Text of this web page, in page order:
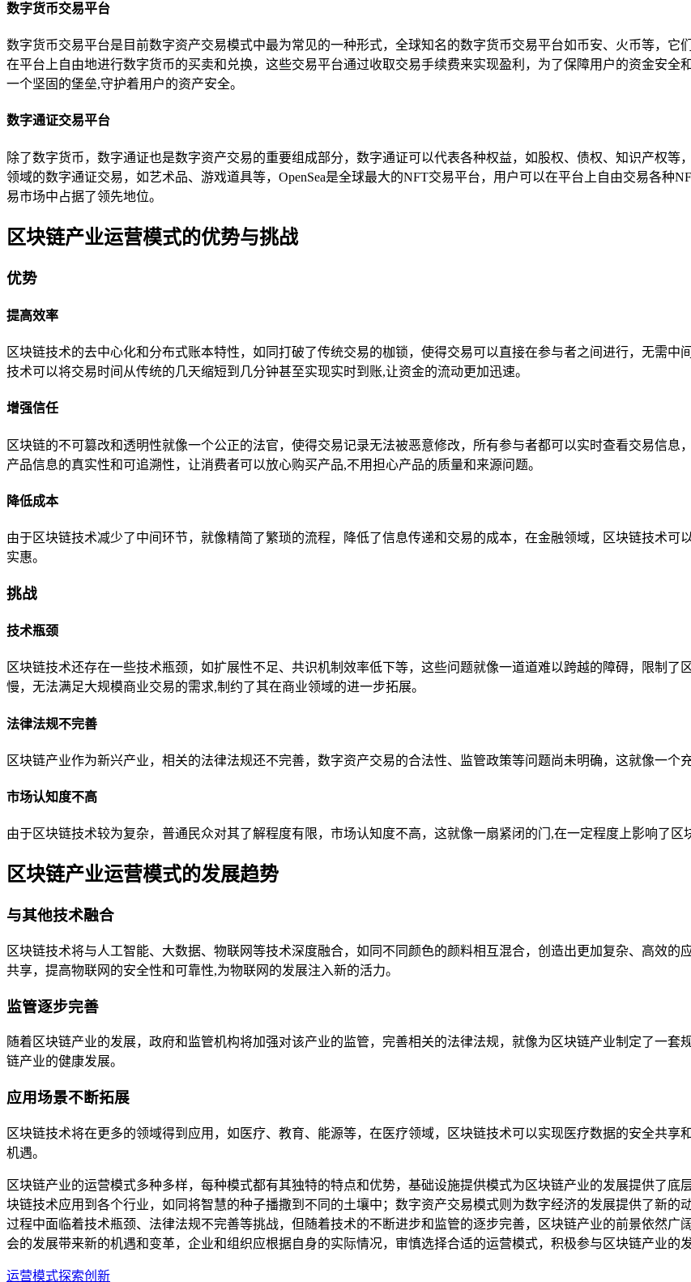
数字货币交易平台
数字货币交易平台是目前数字资产交易模式中最为常见的一种形式，全球知名的数字货币交易平台如币安、火币等，
在平台上自由地进行数字货币的买卖和兑换，这些交易平台通过收取交易手续费来实现盈利，为了保障用户的资金安
一个坚固的堡垒,守护着用户的资产安全。
数字通证交易平台
除了数字货币，数字通证也是数字资产交易的重要组成部分，数字通证可以代表各种权益，如股权、债权、知识产权
领域的数字通证交易，如艺术品、游戏道具等，OpenSea是全球最大的NFT交易平台，用户可以在平台上自由交易各种
易市场中占据了领先地位。
区块链产业运营模式的优势与挑战
优势
提高效率
区块链技术的去中心化和分布式账本特性，如同打破了传统交易的枷锁，使得交易可以直接在参与者之间进行，无需
技术可以将交易时间从传统的几天缩短到几分钟甚至实现实时到账,让资金的流动更加迅速。
增强信任
区块链的不可篡改和透明性就像一个公正的法官，使得交易记录无法被恶意修改，所有参与者都可以实时查看交易信
产品信息的真实性和可追溯性，让消费者可以放心购买产品,不用担心产品的质量和来源问题。
降低成本
由于区块链技术减少了中间环节，就像精简了繁琐的流程，降低了信息传递和交易的成本，在金融领域，区块链技术
实惠。
挑战
技术瓶颈
区块链技术还存在一些技术瓶颈，如扩展性不足、共识机制效率低下等，这些问题就像一道道难以跨越的障碍，限制
慢，无法满足大规模商业交易的需求,制约了其在商业领域的进一步拓展。
法律法规不完善
区块链产业作为新兴产业，相关的法律法规还不完善，数字资产交易的合法性、监管政策等问题尚未明确，这就像一个
市场认知度不高
由于区块链技术较为复杂，普通民众对其了解程度有限，市场认知度不高，这就像一扇紧闭的门,在一定程度上影响了区
区块链产业运营模式的发展趋势
与其他技术融合
区块链技术将与人工智能、大数据、物联网等技术深度融合，如同不同颜色的颜料相互混合，创造出更加复杂、高效
共享，提高物联网的安全性和可靠性,为物联网的发展注入新的活力。
监管逐步完善
随着区块链产业的发展，政府和监管机构将加强对该产业的监管，完善相关的法律法规，就像为区块链产业制定了一
链产业的健康发展。
应用场景不断拓展
区块链技术将在更多的领域得到应用，如医疗、教育、能源等，在医疗领域，区块链技术可以实现医疗数据的安全共
机遇。
区块链产业的运营模式多种多样，每种模式都有其独特的特点和优势，基础设施提供模式为区块链产业的发展提供了
块链技术应用到各个行业，如同将智慧的种子播撒到不同的土壤中；数字资产交易模式则为数字经济的发展提供了新
过程中面临着技术瓶颈、法律法规不完善等挑战，但随着技术的不断进步和监管的逐步完善，区块链产业的前景依然
会的发展带来新的机遇和变革，企业和组织应根据自身的实际情况，审慎选择合适的运营模式，积极参与区块链产业的
运营模式探索创新